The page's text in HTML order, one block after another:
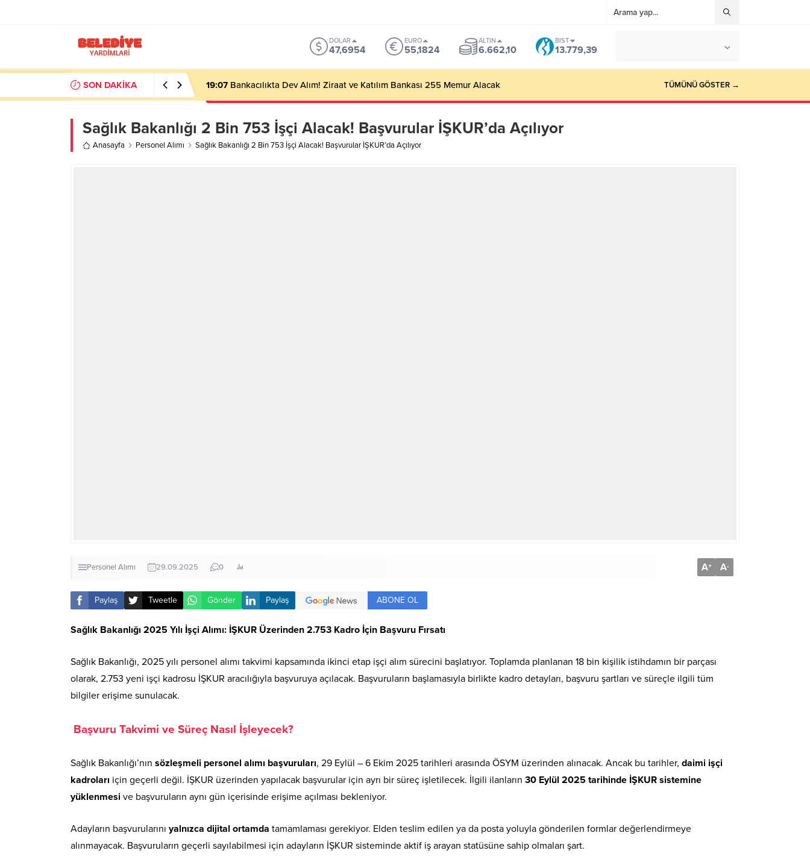
DOLAR
47,6954
EURO
55,1824
ALTIN
6.662,10
BIST
13.779,39
SON DAKİKA 19:07 Bankacılıkta Dev Alım! Ziraat ve Katılım Bankası 255 Memur Alacak TÜMÜNÜ GÖSTER →
Sağlık Bakanlığı 2 Bin 753 İşçi Alacak! Başvurular İŞKUR’da Açılıyor
Anasayfa Personel Alımı Sağlık Bakanlığı 2 Bin 753 İşçi Alacak! Başvurular İŞKUR’da Açılıyor
Personel Alımı 29.09.2025 0 A+ A-
Paylaş Tweetle Gönder Paylaş ABONE OL
Sağlık Bakanlığı 2025 Yılı İşçi Alımı: İŞKUR Üzerinden 2.753 Kadro İçin Başvuru Fırsatı
Sağlık Bakanlığı, 2025 yılı personel alımı takvimi kapsamında ikinci etap işçi alım sürecini başlatıyor. Toplamda planlanan 18 bin kişilik istihdamın bir parçası
olarak, 2.753 yeni işçi kadrosu İŞKUR aracılığıyla başvuruya açılacak. Başvuruların başlamasıyla birlikte kadro detayları, başvuru şartları ve süreçle ilgili tüm
bilgiler erişime sunulacak.
Başvuru Takvimi ve Süreç Nasıl İşleyecek?
Sağlık Bakanlığı’nın sözleşmeli personel alımı başvuruları, 29 Eylül – 6 Ekim 2025 tarihleri arasında ÖSYM üzerinden alınacak. Ancak bu tarihler, daimi işçi
kadroları için geçerli değil. İŞKUR üzerinden yapılacak başvurular için ayrı bir süreç işletilecek. İlgili ilanların 30 Eylül 2025 tarihinde İŞKUR sistemine
yüklenmesi ve başvuruların aynı gün içerisinde erişime açılması bekleniyor.
Adayların başvurularını yalnızca dijital ortamda tamamlaması gerekiyor. Elden teslim edilen ya da posta yoluyla gönderilen formlar değerlendirmeye
alınmayacak. Başvuruların geçerli sayılabilmesi için adayların İŞKUR sisteminde aktif iş arayan statüsüne sahip olmaları şart.